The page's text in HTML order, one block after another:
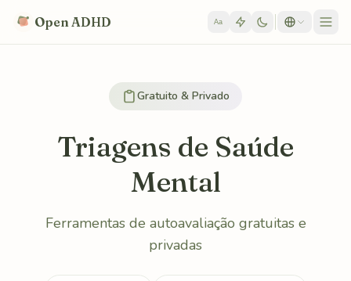
Open ADHD Aa
Gratuito & Privado
Triagens de Saúde
Mental
Ferramentas de autoavaliação gratuitas e
privadas